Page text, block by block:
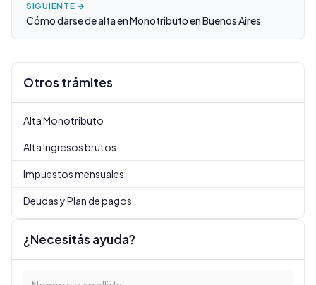
SIGUIENTE →
Cómo darse de alta en Monotributo en Buenos Aires
Otros trámites
Alta Monotributo
Alta Ingresos brutos
Impuestos mensuales
Deudas y Plan de pagos
¿Necesitás ayuda?